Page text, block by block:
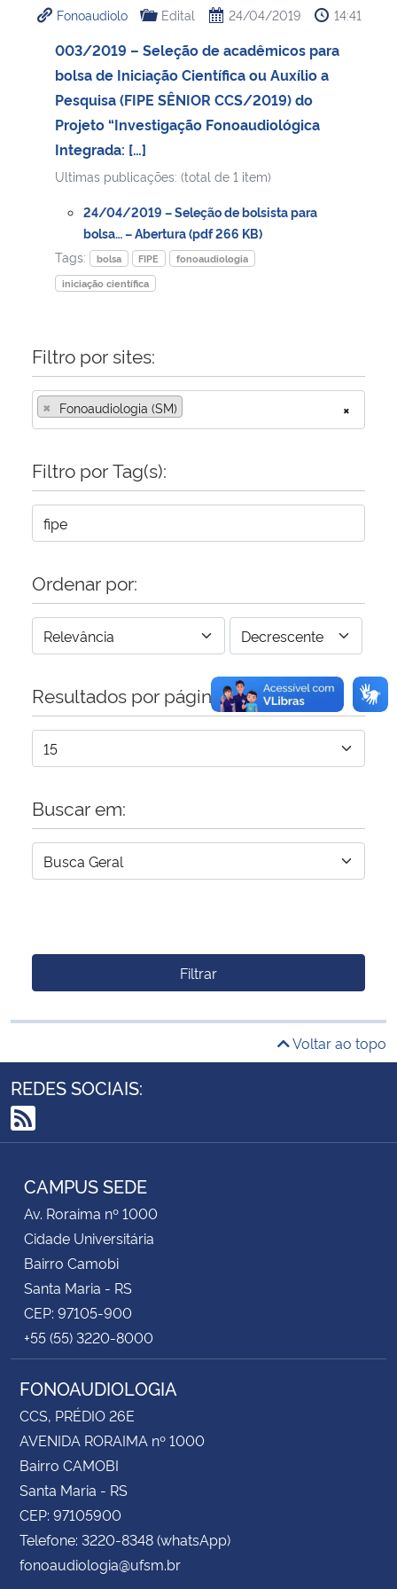
Ministério da Cidadania
Ministério de Minas e Energia
Ministério da Ciência, Tecnologia, Inovações e Comunicações
Ministério do Turismo
Ministério do Desenvolvimento Regional
Ministério da Mulher, da Família e dos Direitos Humanos
Secretaria de Governo
Gabinete de Segurança Institucional
Advocacia-Geral da União
Fonoaudiolo Edital 24/04/2019 14:41
003/2019 – Seleção de acadêmicos para
bolsa de Iniciação Científica ou Auxílio a
Pesquisa (FIPE SÊNIOR CCS/2019) do
Projeto “Investigação Fonoaudiológica
Integrada: […]
Ultimas publicações: (total de 1 item)
24/04/2019 – Seleção de bolsista para
bolsa… – Abertura (pdf 266 KB)
Tags:
bolsa FIPE
fonoaudiologia
iniciação científica
Filtro por sites:
×
× Fonoaudiologia (SM)
Filtro por Tag(s):
Ordenar por:
Resultados por página:
Buscar em:
Filtrar
Voltar ao topo
REDES SOCIAIS:
RSS
CAMPUS SEDE
Av. Roraima nº 1000
Cidade Universitária
Bairro Camobi
Santa Maria - RS
CEP: 97105-900
+55 (55) 3220-8000
FONOAUDIOLOGIA
CCS, PRÉDIO 26E
AVENIDA RORAIMA nº 1000
Bairro CAMOBI
Santa Maria - RS
CEP: 97105900
Telefone: 3220-8348 (whatsApp)
fonoaudiologia@ufsm.br